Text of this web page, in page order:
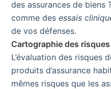
des assurances de biens
comme des essais
de vos défenses.
Cartographie des
L’évaluation des risques
produits d’assurance
mêmes risques que les